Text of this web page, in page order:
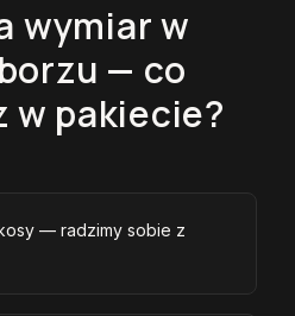
wymiar w
— co
pakiecie?
— radzimy sobie z